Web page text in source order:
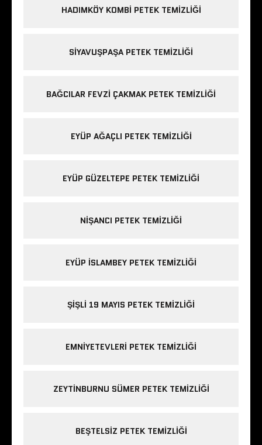
HADIMKÖY KOMBI PETEK TEMIZLIĞI
SIYAVUŞPAŞA PETEK TEMIZLIĞI
BAĞCILAR FEVZI ÇAKMAK PETEK TEMIZLIĞI
EYÜP AĞAÇLI PETEK TEMIZLIĞI
EYÜP GÜZELTEPE PETEK TEMIZLIĞI
NIŞANCI PETEK TEMIZLIĞI
EYÜP ISLAMBEY PETEK TEMIZLIĞI
ŞIŞLI 19 MAYIS PETEK TEMIZLIĞI
EMNIYETEVLERI PETEK TEMIZLIĞI
ZEYTINBURNU SÜMER PETEK TEMIZLIĞI
BEŞTELSIZ PETEK TEMIZLIĞI